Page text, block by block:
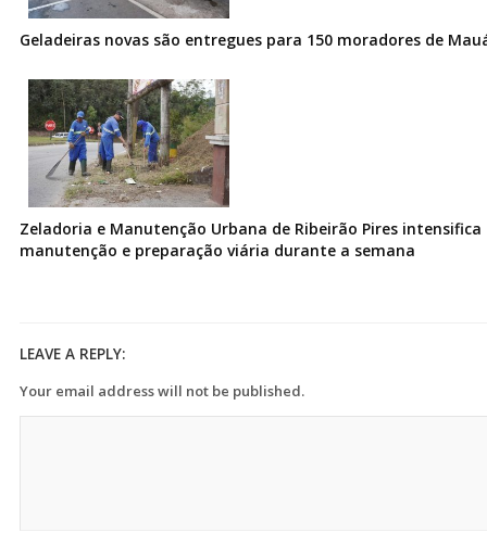
Geladeiras novas são entregues para 150 moradores de
Zeladoria e Manutenção Urbana de Ribeirão Pires intensifica
manutenção e preparação viária durante a semana
LEAVE A REPLY:
Your email address will not be published.